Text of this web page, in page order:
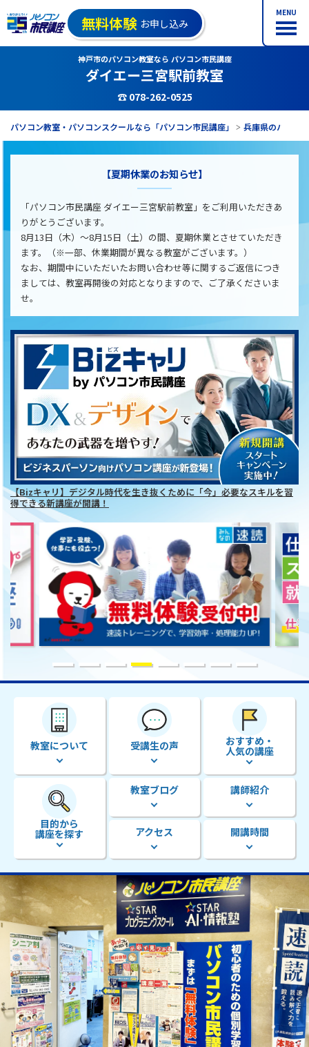
MENU
無料体験 お申し込み
神戸市のパソコン教室なら パソコン市民講座
ダイエー三宮駅前教室
☎ 078-262-0525
パソコン教室・パソコンスクールなら「パソコン市民講座」 兵庫県のパソコ
【夏期休業のお知らせ】
「パソコン市民講座 ダイエー三宮駅前教室」をご利用いただきあ
りがとうございます。
8月13日（木）～8月15日（土）の間、夏期休業とさせていただき
ます。（※一部、休業期間が異なる教室がございます。）
なお、期間中にいただいたお問い合わせ等に関するご返信につき
ましては、教室再開後の対応となりますので、ご了承くださいま
せ。
【Bizキャリ】デジタル時代を生き抜くために「今」必要なスキルを習
得できる新講座が開講！
教室について 受講生の声 おすすめ・
人気の講座
目的から
講座を探す
教室ブログ 講師紹介
アクセス 開講時間